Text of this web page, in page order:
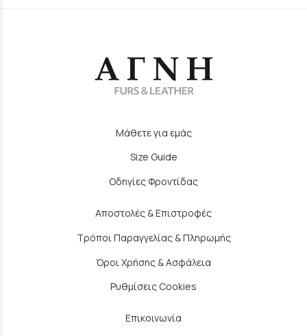
Μάθετε για εμάς
Size Guide
Οδηγίες Φροντίδας
Αποστολές & Επιστροφές
Τρόποι Παραγγελίας & Πληρωμής
Όροι Χρήσης & Ασφάλεια
Ρυθμίσεις Cookies
Επικοινωνία